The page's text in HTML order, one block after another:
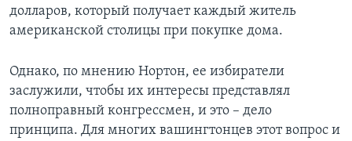
долларов, который получает каждый житель
американской столицы при покупке дома.
Однако, по мнению Нортон, ее избиратели
заслужили, чтобы их интересы представлял
полноправный конгрессмен, и это – дело
принципа. Для многих вашингтонцев этот вопрос и